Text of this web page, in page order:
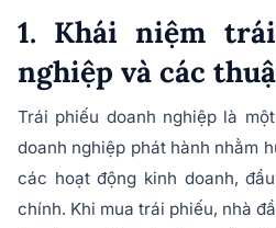
1. Khái niệm
nghiệp và các
Trái phiếu doanh nghiệp là
doanh nghiệp phát hành nhằm
các hoạt động kinh doanh,
chính. Khi mua trái phiếu, nhà